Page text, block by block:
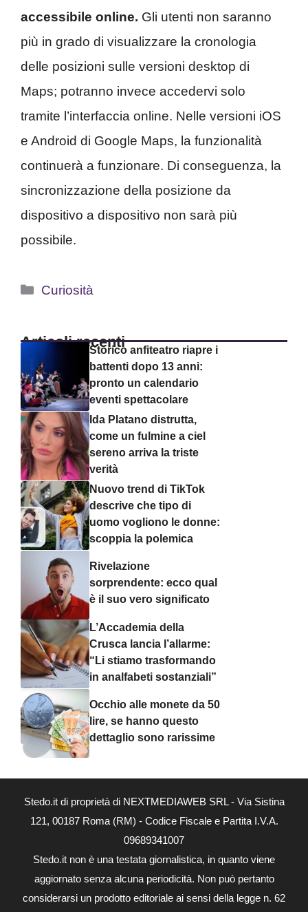
accessibile online. Gli utenti non saranno
più in grado di visualizzare la cronologia
delle posizioni sulle versioni desktop di
Maps; potranno invece accedervi solo
tramite l’interfaccia online. Nelle versioni iOS
e Android di Google Maps, la funzionalità
continuerà a funzionare. Di conseguenza, la
sincronizzazione della posizione da
dispositivo a dispositivo non sarà più
possibile.
Categorie
Curiosità
Articoli recentiStorico anfiteatro riapre i
battenti dopo 13 anni:
pronto un calendario
eventi spettacolare
Ida Platano distrutta,
come un fulmine a ciel
sereno arriva la triste
verità
Nuovo trend di TikTok
descrive che tipo di
uomo vogliono le donne:
scoppia la polemica
Rivelazione
sorprendente: ecco qual
è il suo vero significato
L’Accademia della
Crusca lancia l’allarme:
“Li stiamo trasformando
in analfabeti sostanziali”
Occhio alle monete da 50
lire, se hanno questo
dettaglio sono rarissime
Stedo.it di proprietà di NEXTMEDIAWEB SRL - Via Sistina
121, 00187 Roma (RM) - Codice Fiscale e Partita I.V.A.
09689341007
Stedo.it non è una testata giornalistica, in quanto viene
aggiornato senza alcuna periodicità. Non può pertanto
considerarsi un prodotto editoriale ai sensi della legge n. 62